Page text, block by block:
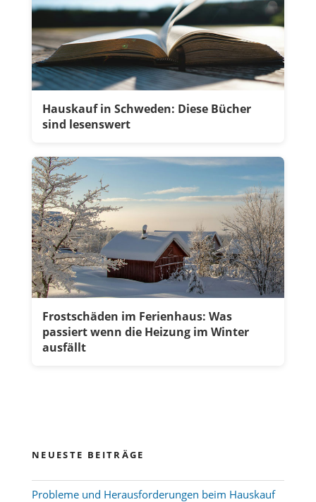
Hauskauf in Schweden: Diese Bücher
sind lesenswert
Frostschäden im Ferienhaus: Was
passiert wenn die Heizung im Winter
ausfällt
NEUESTE BEITRÄGE
Probleme und Herausforderungen beim Hauskauf